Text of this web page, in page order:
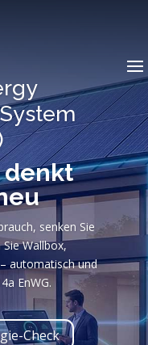
denkt
senken Sie
Wallbox,
automatisch und
EnWG.
Check